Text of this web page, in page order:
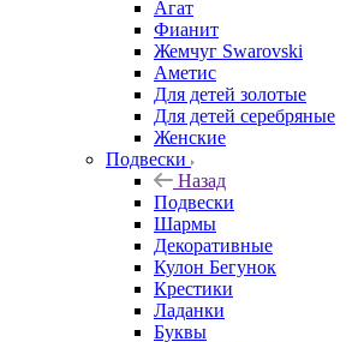
Агат
Фианит
Жемчуг Swarovski
Аметис
Для детей золотые
Для детей серебряные
Женские
Подвески
Назад
Подвески
Шармы
Декоративные
Кулон Бегунок
Крестики
Ладанки
Буквы